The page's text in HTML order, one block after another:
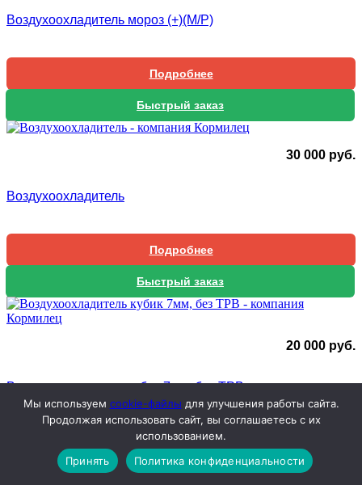
В наличии
Воздухоохладитель мороз (+)(М/Р)
Подробнее
Быстрый заказ
30 000 руб.
Воздухоохладитель
Подробнее
Быстрый заказ
20 000 руб.
Воздухоохладитель кубик 7мм, без ТРВ
Подробнее
Быстрый заказ
Мы используем cookie-файлы для улучшения работы сайта.
Продолжая использовать сайт, вы соглашаетесь с их
использованием.
Принять
Политика конфиденциальности